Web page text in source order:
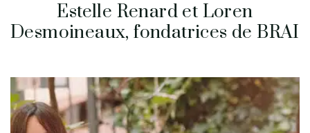
Estelle Renard et Loren
Desmoineaux, fondatrices de BRAI